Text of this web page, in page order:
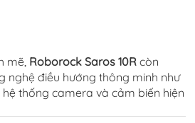
mẽ, Roborock Saros 10R còn
nghệ điều hướng thông minh như
thống camera và cảm biến hiện